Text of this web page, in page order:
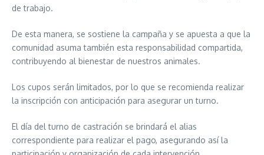
de trabajo.
De esta manera, se sostiene la campaña y se apuesta a que la
comunidad asuma también esta responsabilidad compartida,
contribuyendo al bienestar de nuestros animales.
Los cupos serán limitados, por lo que se recomienda realizar
la inscripción con anticipación para asegurar un turno.
El día del turno de castración se brindará el alias
correspondiente para realizar el pago, asegurando así la